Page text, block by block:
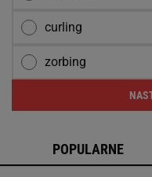
curling
zorbing
POPULARNE